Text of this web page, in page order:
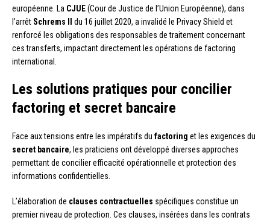
européenne. La CJUE(Cour de Justice de l’Union Européenne), dans
l’arrêt Schrems II
du 16 juillet 2020, a invalidé le Privacy Shield et
renforcé les obligations des responsables de traitement concernant
ces transferts, impactant directement les opérations de factoring
international.
Les solutions pratiques pour concilier
factoring et secret bancaire
Face aux tensions entre les impératifs du factoring et les exigences du
secret bancaire, les praticiens ont développé diverses approches
permettant de concilier efficacité opérationnelle et protection des
informations confidentielles.
L’élaboration de clauses contractuelles spécifiques constitue un
premier niveau de protection. Ces clauses, insérées dans les contrats